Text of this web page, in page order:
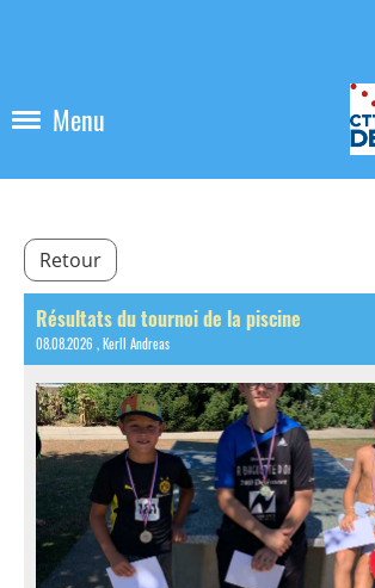
Menu
Retour
Résultats du tournoi de la piscine
08.08.2026 , Kerll Andreas